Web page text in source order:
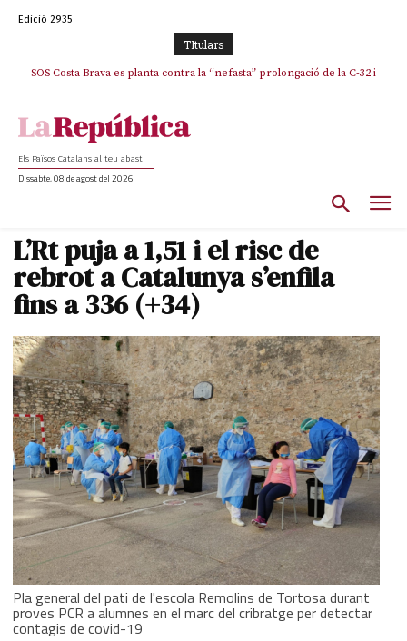
Edició 2935
TItulars
SOS Costa Brava es planta contra la “nefasta” prolongació de la C-32 i
La memòria viva de Josep Sunyol uneix l’esport i la cultura en un emotiu
Els Països Catalans al teu abast
Dissabte, 08 de agost del 2026
L’Rt puja a 1,51 i el risc de
rebrot a Catalunya s’enfila
fins a 336 (+34)
Pla general del pati de l'escola Remolins de Tortosa durant
proves PCR a alumnes en el marc del cribratge per detectar
contagis de covid-19